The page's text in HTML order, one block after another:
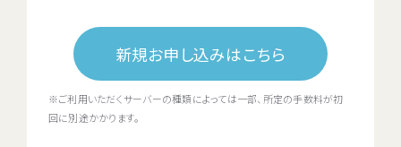
新規お申し込みはこちら
※ご利用いただくサーバーの種類によっては一部、所定の手数料が初
回に別途かかります。